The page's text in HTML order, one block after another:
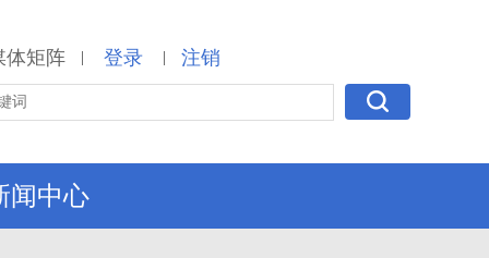
体矩阵 | 登录 | 注销
闻中心